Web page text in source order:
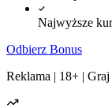
Najwyższe
Odbierz Bonus
Reklama | 18+ |